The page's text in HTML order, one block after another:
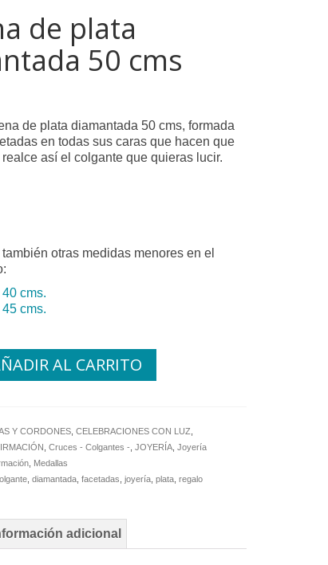
de plata
50 cms
de plata diamantada 50 cms, formada
en todas sus caras que hacen que
así el colgante que quieras lucir.
otras medidas menores en el
cms.
cms.
AL CARRITO
Y CORDONES ,CELEBRACIONES CON LUZ
,Cruces - Colgantes - ,JOYERÍA ,Joyería
Medallas
,diamantada ,facetadas ,joyería ,plata ,regalo
adicional